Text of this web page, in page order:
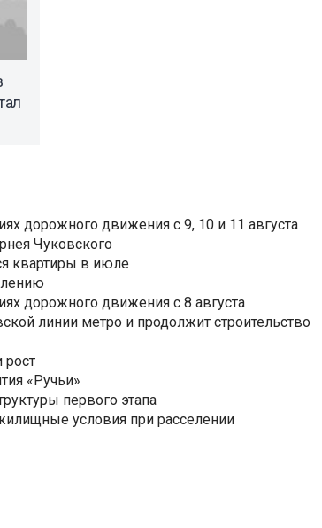
дорожного движения с 9, 10 и 11 августа
Чуковского
квартиры в июле
дорожного движения с 8 августа
линии метро и продолжит строительство
рост
«Ручьи»
первого этапа
условия при расселении